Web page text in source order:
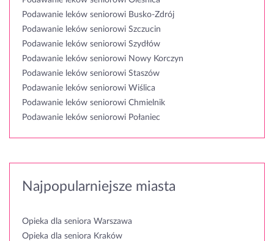
Podawanie leków seniorowi Busko-Zdrój
Podawanie leków seniorowi Szczucin
Podawanie leków seniorowi Szydłów
Podawanie leków seniorowi Nowy Korczyn
Podawanie leków seniorowi Staszów
Podawanie leków seniorowi Wiślica
Podawanie leków seniorowi Chmielnik
Podawanie leków seniorowi Połaniec
Najpopularniejsze miasta
Opieka dla seniora Warszawa
Opieka dla seniora Kraków